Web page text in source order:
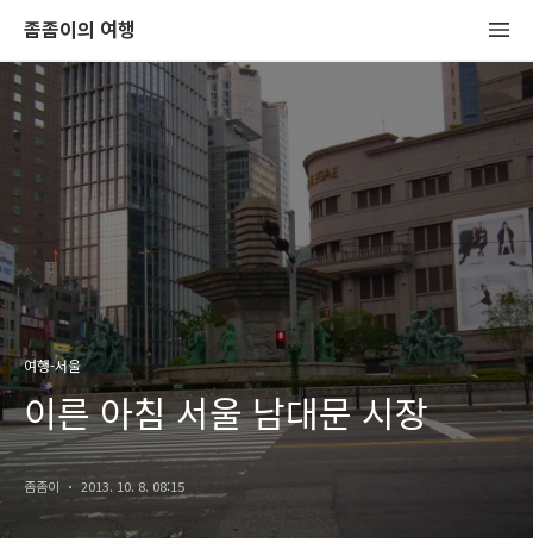
좀좀이의 여행
여행-서울
이른 아침 서울 남대문 시장
좀좀이 2013. 10. 8. 08:15